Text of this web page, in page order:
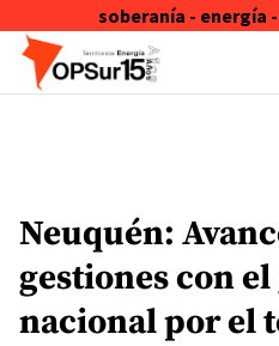
soberanía - energía
Skip to content
Neuquén:
gestiones con
nacional por el